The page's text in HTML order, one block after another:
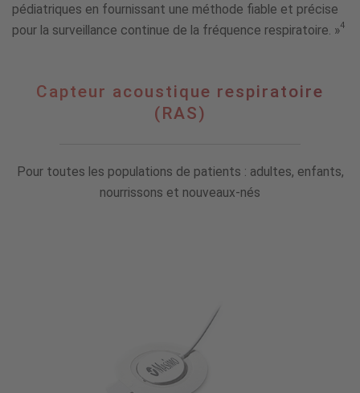
pédiatriques en fournissant une méthode fiable et précise
pour la surveillance continue de la fréquence respiratoire. »4
Capteur
acoustique
Capteur acoustique respiratoire
(RAS)
Pour toutes les populations de patients : adultes, enfants,
nourrissons et nouveaux-nés